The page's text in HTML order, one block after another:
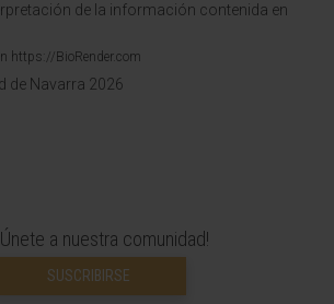
de la información contenida en
https://BioRender.com
de Navarra 2026
a nuestra comunidad!
SUSCRIBIRSE